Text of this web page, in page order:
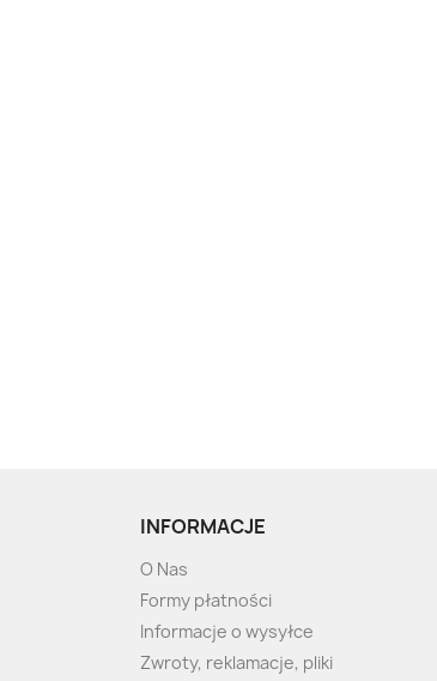
INFORMACJE
O Nas
Formy płatności
Informacje o wysyłce
Zwroty, reklamacje, pliki